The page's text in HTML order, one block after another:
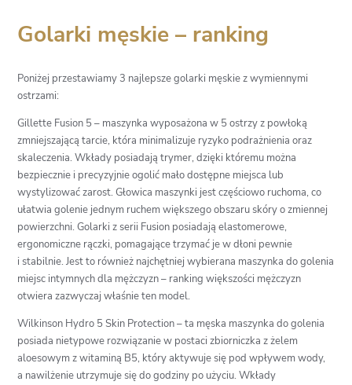
Golarki męskie – ranking
Poniżej przestawiamy 3 najlepsze golarki męskie z wymiennymi
ostrzami:
Gillette Fusion 5 – maszynka wyposażona w 5 ostrzy z powłoką
zmniejszającą tarcie, która minimalizuje ryzyko podrażnienia oraz
skaleczenia. Wkłady posiadają trymer, dzięki któremu można
bezpiecznie i precyzyjnie ogolić mało dostępne miejsca lub
wystylizować zarost. Głowica maszynki jest częściowo ruchoma, co
ułatwia golenie jednym ruchem większego obszaru skóry o zmiennej
powierzchni. Golarki z serii Fusion posiadają elastomerowe,
ergonomiczne rączki, pomagające trzymać je w dłoni pewnie
i stabilnie. Jest to również najchętniej wybierana maszynka do golenia
miejsc intymnych dla mężczyzn – ranking większości mężczyzn
otwiera zazwyczaj właśnie ten model.
Wilkinson Hydro 5 Skin Protection – ta męska maszynka do golenia
posiada nietypowe rozwiązanie w postaci zbiorniczka z żelem
aloesowym z witaminą B5, który aktywuje się pod wpływem wody,
a nawilżenie utrzymuje się do godziny po użyciu. Wkłady